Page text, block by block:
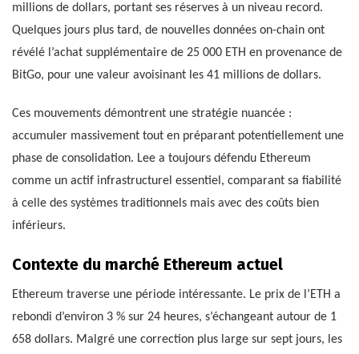
millions de dollars, portant ses réserves à un niveau record.
Quelques jours plus tard, de nouvelles données on-chain ont
révélé l’achat supplémentaire de 25 000 ETH en provenance de
BitGo, pour une valeur avoisinant les 41 millions de dollars.
Ces mouvements démontrent une stratégie nuancée :
accumuler massivement tout en préparant potentiellement une
phase de consolidation. Lee a toujours défendu Ethereum
comme un actif infrastructurel essentiel, comparant sa fiabilité
à celle des systèmes traditionnels mais avec des coûts bien
inférieurs.
Contexte du marché Ethereum actuel
Ethereum traverse une période intéressante. Le prix de l’ETH a
rebondi d’environ 3 % sur 24 heures, s’échangeant autour de 1
658 dollars. Malgré une correction plus large sur sept jours, les